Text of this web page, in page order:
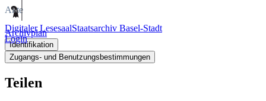
Digitaler LesesaalStaatsarchiv Basel-Stadt
Login
Akte
Archivplan
Identifikation
Zugangs- und Benutzungsbestimmungen
Teilen